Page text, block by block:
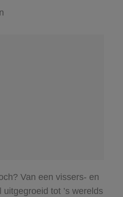
Van een vissers- en
tot ’s werelds